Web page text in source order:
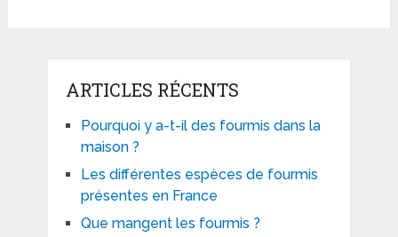
ARTICLES RÉCENTS
Pourquoi y a-t-il des fourmis dans la
maison ?
Les différentes espèces de fourmis
présentes en France
Que mangent les fourmis ?